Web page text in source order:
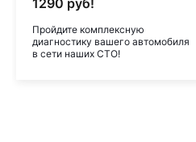
1290 руб!
Пройдите комплексную
диагностику вашего автомобиля
в сети наших СТО!